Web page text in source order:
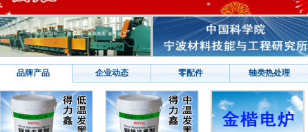
品牌产品 企业动态 零配件 轴类热处理